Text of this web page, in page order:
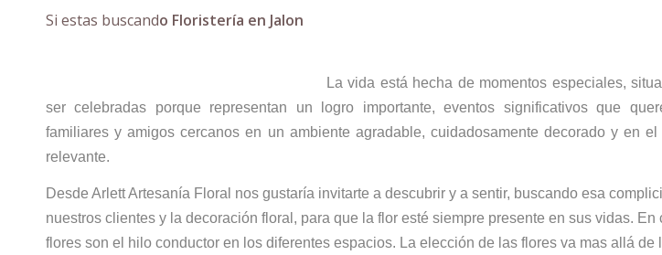
Si estas buscando Floristería en Jalon
La vida está hecha de momentos especiales,
ser celebradas porque representan un logro importante, eventos significativos que
familiares y amigos cercanos en un ambiente agradable, cuidadosamente decorado y en
relevante.
Desde Arlett Artesanía Floral nos gustaría invitarte a descubrir y a sentir, buscando esa
nuestros clientes y la decoración floral, para que la flor esté siempre presente en sus vidas. En
flores son el hilo conductor en los diferentes espacios. La elección de las flores va mas allá de